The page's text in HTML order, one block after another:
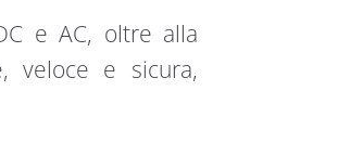
e AC, oltre alla
veloce e sicura,